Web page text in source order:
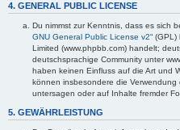
4. GENERAL PUBLIC LICENSE
Du nimmst zur Kenntnis, dass es sich
GNU General Public License v2“
Limited (www.phpbb.com) handelt;
deutschsprachige Community unter
haben keinen Einfluss auf die Art und
können insbesondere die
untersagen oder auf Inhalte fremder
5. GEWÄHRLEISTUNG